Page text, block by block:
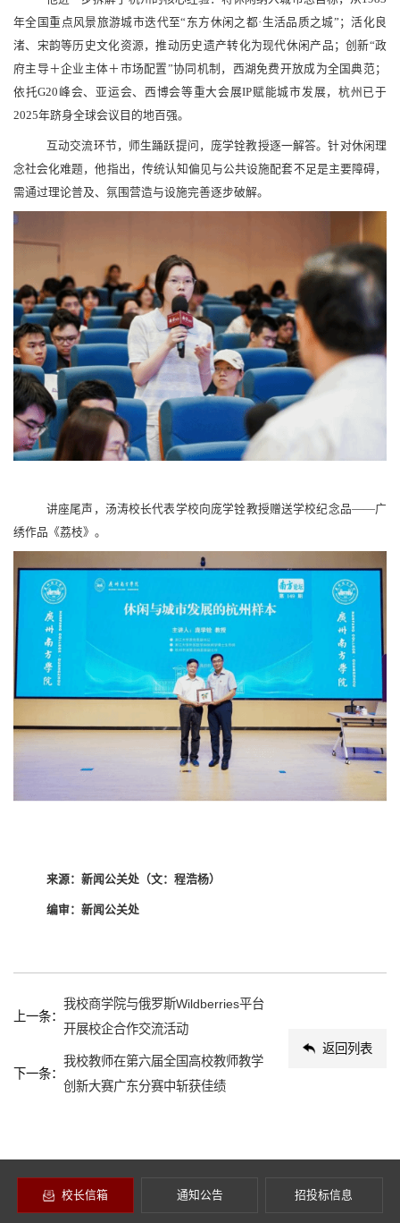
年全国重点风景旅游城市迭代至“东方休闲之都·生活品质之城”；活化良
渚、宋韵等历史文化资源，推动历史遗产转化为现代休闲产品；创新“政
府主导＋企业主体＋市场配置”协同机制，西湖免费开放成为全国典范；
依托G20峰会、亚运会、西博会等重大会展IP赋能城市发展，杭州已于
2025年跻身全球会议目的地百强。
互动交流环节，师生踊跃提问，庞学铨教授逐一解答。针对休闲理
念社会化难题，他指出，传统认知偏见与公共设施配套不足是主要障碍，
需通过理论普及、氛围营造与设施完善逐步破解。
讲座尾声，汤涛校长代表学校向庞学铨教授赠送学校纪念品——广
绣作品《荔枝》。
来源：新闻公关处（文：程浩杨）
编审：新闻公关处
上一条：
我校商学院与俄罗斯Wildberries平台
开展校企合作交流活动
下一条：
我校教师在第六届全国高校教师教学
创新大赛广东分赛中斩获佳绩
返回列表
校长信箱 通知公告 招投标信息